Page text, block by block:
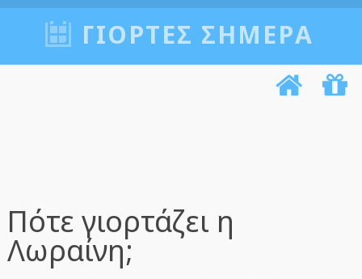
ΓΙΟΡΤΈΣ ΣΉΜΕΡΑ
Πότε γιορτάζει η
Λωραίνη;